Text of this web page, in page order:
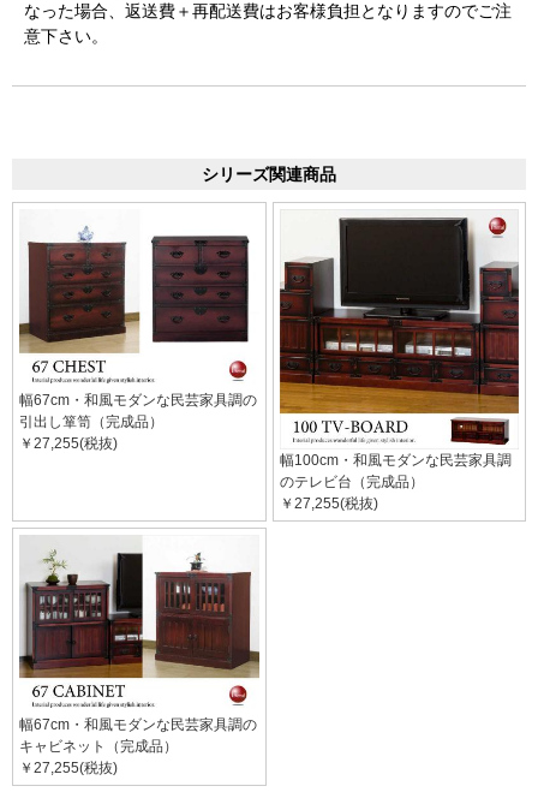
なった場合、返送費＋再配送費はお客様負担となりますのでご注
意下さい。
シリーズ関連商品
幅67cm・和風モダンな民芸家具調の
引出し箪笥（完成品）
￥27,255(税抜)
幅100cm・和風モダンな民芸家具調
のテレビ台（完成品）
￥27,255(税抜)
幅67cm・和風モダンな民芸家具調の
キャビネット（完成品）
￥27,255(税抜)